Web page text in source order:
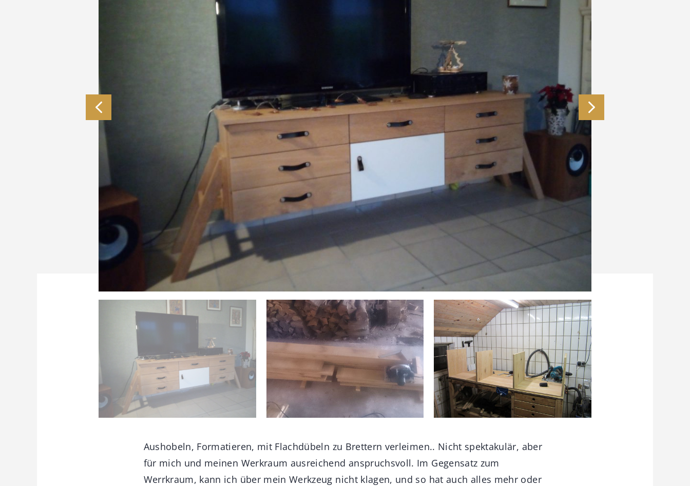
Aushobeln, Formatieren, mit Flachdübeln zu Brettern verleimen.. Nicht spektakulär, aber
für mich und meinen Werkraum ausreichend anspruchsvoll. Im Gegensatz zum
Werrkraum, kann ich über mein Werkzeug nicht klagen, und so hat auch alles mehr oder